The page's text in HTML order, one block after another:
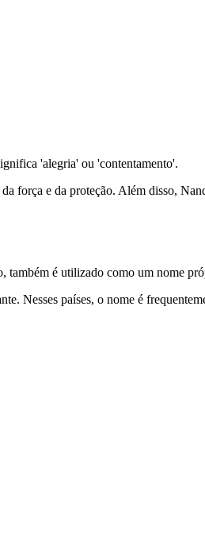
'alegria' ou 'contentamento'.
força e da proteção. Além disso,
também é utilizado como um nome
Nesses países, o nome é